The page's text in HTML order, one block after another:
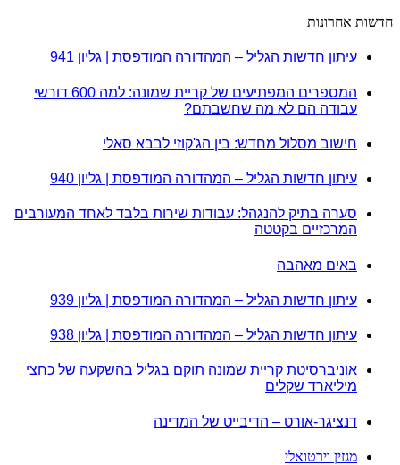
חדשות אחרונות
עיתון חדשות הגליל – המהדורה המודפסת | גליון 941
המספרים המפתיעים של קריית שמונה: למה 600 דורשי
עבודה הם לא מה שחשבתם?
חישוב מסלול מחדש: בין הג'קוזי לבבא סאלי
עיתון חדשות הגליל – המהדורה המודפסת | גליון 940
סערה בתיק להנגהל: עבודות שירות בלבד לאחד המעורבים
המרכזיים בקטטה
באים מאהבה
עיתון חדשות הגליל – המהדורה המודפסת | גליון 939
עיתון חדשות הגליל – המהדורה המודפסת | גליון 938
אוניברסיטת קריית שמונה תוקם בגליל בהשקעה של כחצי
מיליארד שקלים
דנציגר-אורט – הדיבייט של המדינה
מגזין וירטואלי